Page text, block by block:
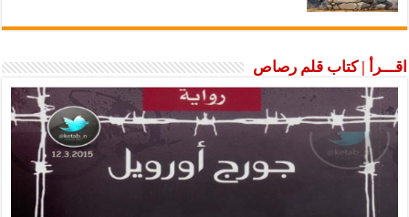
اقـــرأ | كتاب قلم رصاص